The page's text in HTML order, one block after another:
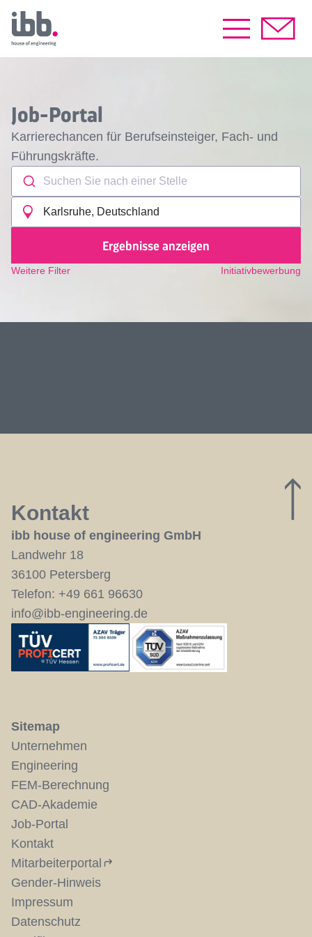
Job-Portal
Karrierechancen für Berufseinsteiger, Fach- und
Führungskräfte.
Suchen Sie nach einer Stelle
Karlsruhe, Deutschland
Ergebnisse anzeigen
Weitere Filter Initiativbewerbung
Kontakt
ibb house of engineering GmbH
Landwehr 18
36100 Petersberg
Telefon: +49 661 96630
info@ibb-engineering.de
Sitemap
Unternehmen
Engineering
FEM-Berechnung
CAD-Akademie
Job-Portal
Kontakt
Mitarbeiterportal
Gender-Hinweis
Impressum
Datenschutz